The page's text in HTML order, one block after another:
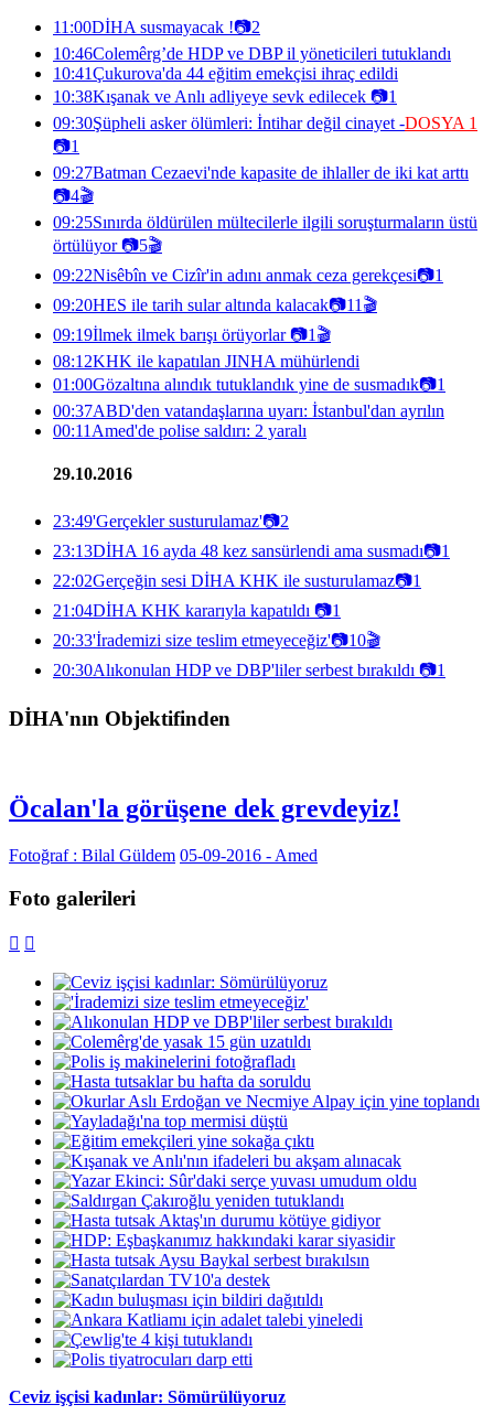
11:00DİHA susmayacak !📷2
10:46Colemêrg’de HDP ve DBP il yöneticileri tutuklandı
10:41Çukurova'da 44 eğitim emekçisi ihraç edildi
10:38Kışanak ve Anlı adliyeye sevk edilecek 📷1
09:30Şüpheli asker ölümleri: İntihar değil cinayet -DOSYA 1
📷1
09:27Batman Cezaevi'nde kapasite de ihlaller de iki kat arttı
📷4🎬
09:25Sınırda öldürülen mültecilerle ilgili soruşturmaların üstü
örtülüyor📷5🎬
09:22Nisêbîn ve Cizîr'in adını anmak ceza gerekçesi📷1
09:20HES ile tarih sular altında kalacak📷11 🎬
09:19İlmek ilmek barışı örüyorlar📷1 🎬
08:12KHK ile kapatılan JINHA mühürlendi
01:00Gözaltına alındık tutuklandık yine de susmadık📷1
00:37ABD'den vatandaşlarına uyarı: İstanbul'dan ayrılın
00:11 Amed'de polise saldırı: 2 yaralı
29.10.2016
23:49'Gerçekler susturulamaz'📷2
23:13DİHA 16 ayda 48 kez sansürlendi ama susmadı📷1
22:02Gerçeğin sesi DİHA KHK ile susturulamaz📷1
21:04DİHA KHK kararıyla kapatıldı 📷1
20:33'İrademizi size teslim etmeyeceğiz'📷10🎬
20:30Alıkonulan HDP ve DBP'liler serbest bırakıldı 📷1
DİHA'nın Objektifinden
Öcalan'la görüşene dek grevdeyiz!
Fotoğraf : Bilal Güldem 05-09-2016 - Amed
Foto galerileri
 
Ceviz işçisi kadınlar: Sömürülüyoruz